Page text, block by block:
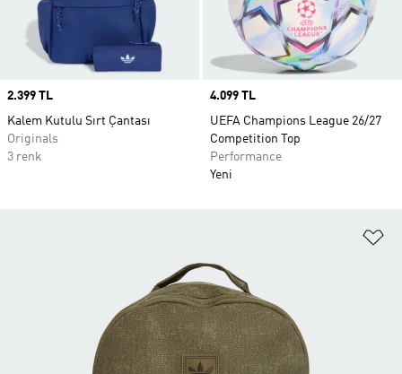
Price
2.399 TL
Kalem Kutulu Sırt Çantası
Originals
3 renk
Price
4.099 TL
UEFA Champions League 26/27
Competition Top
Performance
Yeni